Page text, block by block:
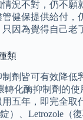
況不對，仍不願
健保提供給付，
因為覺得自己老
類
制劑皆可有效降低
轉化酶抑制劑的
五年，即完全取
）、Letrozole（